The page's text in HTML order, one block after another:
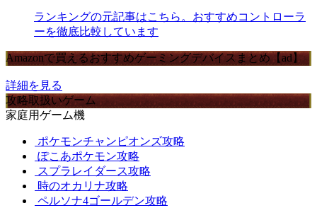
ランキングの元記事はこちら。おすすめコントローラ
ーを徹底比較しています
Amazonで買えるおすすめゲーミングデバイスまとめ【ad】
詳細を見る
攻略取扱いゲーム
家庭用ゲーム機
ポケモンチャンピオンズ攻略
ぽこあポケモン攻略
スプラレイダース攻略
時のオカリナ攻略
ペルソナ4ゴールデン攻略